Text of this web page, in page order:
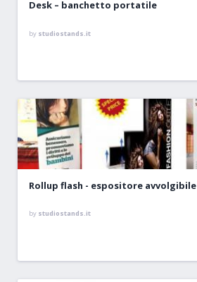
Desk – banchetto portatile
by studiostands.it
Rollup flash - espositore avvolgibile
by studiostands.it